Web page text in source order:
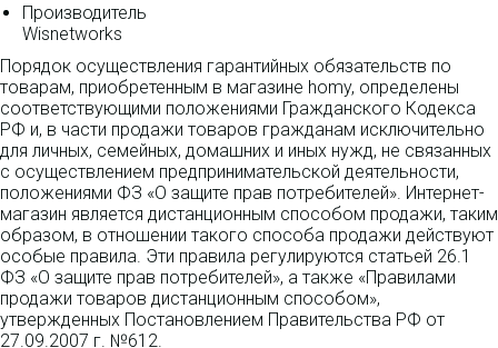
Производитель
Wisnetworks
Порядок осуществления гарантийных обязательств по
товарам, приобретенным в магазине homy, определены
соответствующими положениями Гражданского Кодекса
РФ и, в части продажи товаров гражданам исключительно
для личных, семейных, домашних и иных нужд, не связанных
с осуществлением предпринимательской деятельности,
положениями ФЗ «О защите прав потребителей». Интернет-
магазин является дистанционным способом продажи, таким
образом, в отношении такого способа продажи действуют
особые правила. Эти правила регулируются статьей 26.1
ФЗ «О защите прав потребителей», а также «Правилами
продажи товаров дистанционным способом»,
утвержденных Постановлением Правительства РФ от
27.09.2007 г. №612.